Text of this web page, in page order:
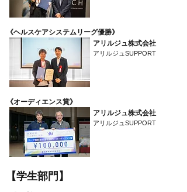
​《ヘルスケアシステムリーグ優勝》
アリルジュ株式会社
アリルジュSUPPORT
​《オーディエンス賞》
アリルジュ株式会社
アリルジュSUPPORT
​【学生部門】